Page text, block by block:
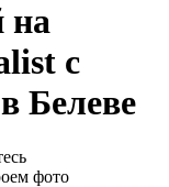
на
с
Белеве
фото